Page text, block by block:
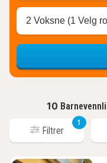
2 Voksne (1 Velg
10
Filtrer
1